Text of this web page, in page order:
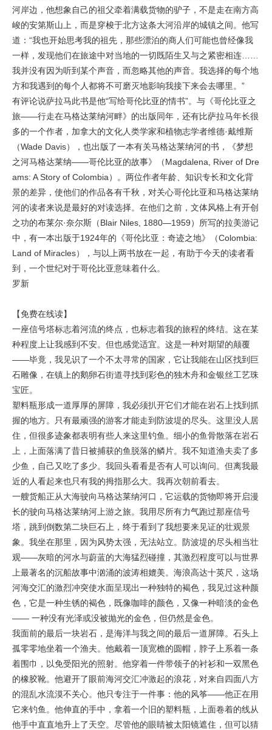
河岸边，他想象自己的祖父牵着满载货物的驴子，不是走在南方高
峻的安第斯山上，而是穿梭于北方这条大河沿岸的城镇之间。他写
道：“我也开始思考我的祖先，那些漂泊的商人们可能也曾经像我
一样，发现他们在旅途中对当地的一切既陌生又与之紧密相连……
我并没有因为听到某个声音，而忽略其他的声音。我选择的每个地
方和我遇到的每个人都将不可磨灭地影响我接下来会去哪里。”
有评论说萨拉马此书是他“写给哥伦比亚的情书”。与《哥伦比亚之
旅——行走在马格达莱纳河畔》的出版同年，还有比萨拉马年长很
多的一个作者，加拿大的文化人类学家和植物志学者维德·戴维斯
（Wade Davis），也出版了一本有关马格达莱纳河的书，《梦想
之河马格达莱纳——哥伦比亚的故事》（Magdalena, River of Dre
ams: A Story of Colombia）。两位作者年龄、知识专长和文化背
景的差异，使他们的作品各有千秋，对关心哥伦比亚和马格达莱纳
河的读者来说是最好的对读选择。在他们之前，文体风格上有开创
之功的布莱尔·奈尔斯（Blair Niles, 1880—1959）所写的拉美游记
中，有一本出版于1924年的《哥伦比亚：奇迹之地》（Colombia:
Land of Miracles），与以上两书放在一起，有助于今天的读者看
到，一个世纪对于哥伦比亚意味着什么。
罗新
【免费在线读】
一座信号塔标志着河流的终点，也标志着我的旅程的终结。这在某
种程度上让我感到不安。但也感觉适宜。这是一种对期望的颠覆
——毕竟，我见识了一个不太寻常的国家，它让我能在山区找到巨
石雕像，在镇上的鹅卵石街道寻找到彩色的独木舟和金银丝工艺珠
宝匠。
塑料瓶形成一道厚厚的屏障，我必须扒开它们才能在岩石上找到抓
握的地方。只有最顽强的游客才能走到防波堤的尽头。这里没人居
住，但很多迹象都表明有些人来这里钓鱼。细小的鱼骨散落在岩石
上，上面落满了昔日被捕获的鱼脱落的鳞片。我不知道渔夫卖了多
少鱼，自己又吃了多少。我回头看看是否有人可以询问。但离我最
近的人看起来也只有我的拇指那么大。我再次朝前看去。
一艘货船正从大海驶向马格达莱纳河口，它运载的货物即将开启漫
长的驶向马格达莱纳河上游之旅。我用尽所有力气跑过那座信号
塔，跳到倒数第二块巨石上，终于看到了我想要来见证的壮观景
象。我坐在那里，因为风势太强，无法站立。防波堤的尽头相当壮
观——灰暗的河水与蔚蓝的大海猛烈碰撞，其激烈程度可以与世界
上最著名的沉船故事中汹涌的波涛相媲美。海浪高达十英尺，这场
河海交汇的激烈冲突使水面呈现出一种独特的褐色，我见过这种颜
色，它是一种生锈的褐色，既像咖啡的颜色，又像一种暗淡的金色
—— 一种没有光泽或没被抛光的金色，但仍然是金色。
我面前的最后一块岩石，是海洋与我之间的最后一道屏障。石头上
孤零零地坐着一个渔夫。他戴着一顶宽檐的圆帽，脖子上系着一条
着围巾，以免受阳光的照射。他穿着一件带领子的衬衫和一双黑色
的橡胶靴。他避开了眼前海河交汇冲激起的浪花，对来自四面八方
的混乱水流漠不关心。他只专注于一件事：他的风筝——他正在用
它来钓鱼。他伸直的手中，拿着一个旧的塑料瓶，上面卷着的线从
他手中直直地升上了天空。尽管他的眼睛被太阳镜遮住，但可以猜